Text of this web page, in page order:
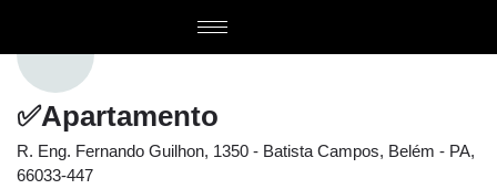
✅Apartamento
R. Eng. Fernando Guilhon, 1350 - Batista Campos, Belém - PA,
66033-447